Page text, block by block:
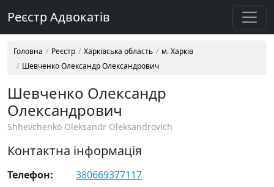
Реєстр Адвокатів
Головна Реєстр Харківська область
м. Харків
Шевченко Олександр Олександрович
Шевченко Олександр
Олександрович
Shhevchenko Oleksandr Oleksandrovich
Контактна інформація
Телефон:
380669377117